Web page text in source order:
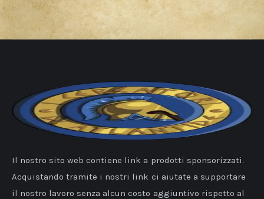
Il nostro sito web contiene link a prodotti sponsorizzati.
Acquistando tramite i nostri link ci aiutate a supportare
il nostro lavoro senza alcun costo aggiuntivo rispetto al